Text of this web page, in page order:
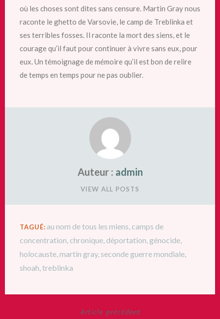
où les choses sont dites sans censure. Martin Gray nous
raconte le ghetto de Varsovie, le camp de Treblinka et
ses terribles fosses. Il raconte la mort des siens, et le
courage qu’il faut pour continuer à vivre sans eux, pour
eux. Un témoignage de mémoire qu’il est bon de relire
de temps en temps pour ne pas oublier.
Auteur : admin
VIEW ALL POSTS
TAGUÉ: au nom de tous les miens,camps de
concentration,chronique, déportation,génocide,
holocauste,martin gray, seconde guerre mondiale,
shoah,treblinka
Article précédent